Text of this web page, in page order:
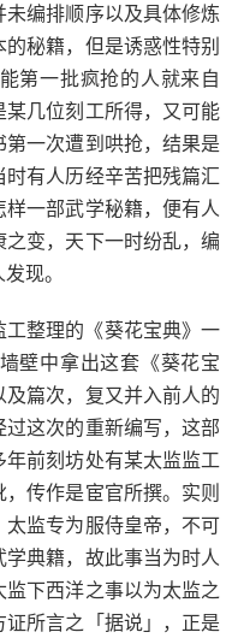
编排顺序以及具体修炼
秘籍，但是诱惑性特别
第一批疯抢的人就来自
某几位刻工所得，又可能
一次遭到哄抢，结果是
有人历经辛苦把残篇汇
一部武学秘籍，便有人
变，天下一时纷乱，编
现。
整理的《葵花宝典》一
壁中拿出这套《葵花宝
篇次，复又并入前人的
这次的重新编写，这部
年前刻坊处有某太监监工
传作是宦官所撰。实则
监专为服侍皇帝，不可
典籍，故此事当为时人
下西洋之事以为太监之
所言之「据说」，正是